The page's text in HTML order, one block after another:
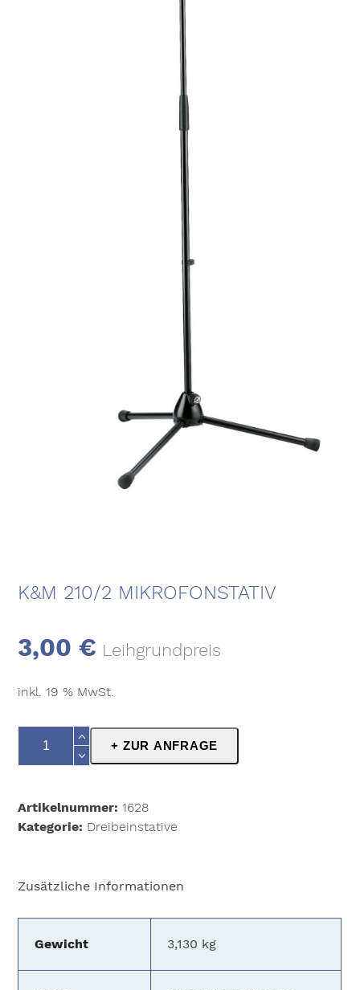
K&M 210/2 MIKROFONSTATIV
3,00€ Leihgrundpreis
inkl. 19 % MwSt.
210/2
+ ZUR ANFRAGE
Artikelnummer:1628
Kategorie: Dreibeinstative
Zusätzliche Informationen
Gewicht 3,130 kg